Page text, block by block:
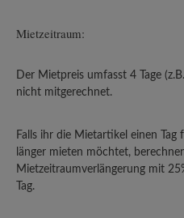
Mietzeitraum:
Der Mietpreis umfasst 4 Tage
nicht mitgerechnet.
Falls ihr die Mietartikel einen Tag
länger mieten möchtet,
Mietzeitraumverlängerung mit
Tag.